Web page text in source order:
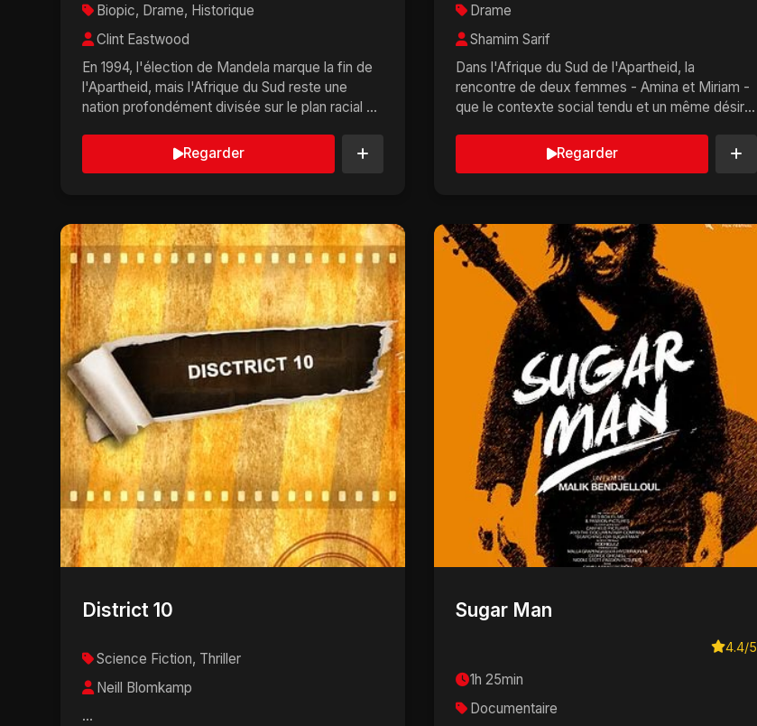
Biopic, Drame, Historique
Clint Eastwood
En 1994, l'élection de Mandela marque la fin de
l'Apartheid, mais l'Afrique du Sud reste une
nation profondément divisée sur le plan racial et
Regarder
Drame
Shamim Sarif
Dans l'Afrique du Sud de l'Apartheid, la
rencontre de deux femmes - Amina et Miriam -
que le contexte social tendu et un même désir
Regarder
District 10
Science Fiction, Thriller
Neill Blomkamp
...
Sugar Man
4.4/5
1h 25min
Documentaire